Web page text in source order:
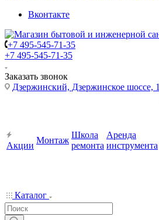
Вконтакте
+7 495-545-71-35
+7 495-545-71-35
Заказать звонок
Дзержинский, Дзержинское шоссе, 1
Акции
Монтаж
Школа
ремонта
Аренда
инструмента
Каталог